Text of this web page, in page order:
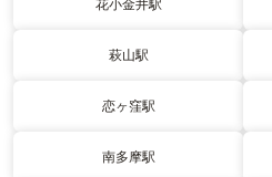
花小金井駅
萩山駅
恋ヶ窪駅
南多摩駅